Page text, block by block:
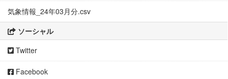
気象情報_24年03月分.csv
ソーシャル
Twitter
Facebook